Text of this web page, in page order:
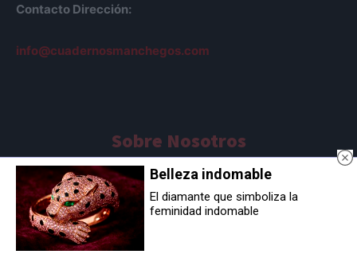
Contacto Dirección:
info@cuadernosmanchegos.com
Sobre Nosotros
AVISO LEGAL
POLÍTICA DE COOKIES
POLÍTICA DE PRIVACIDAD
Belleza indomable
El diamante que simboliza la
feminidad indomable